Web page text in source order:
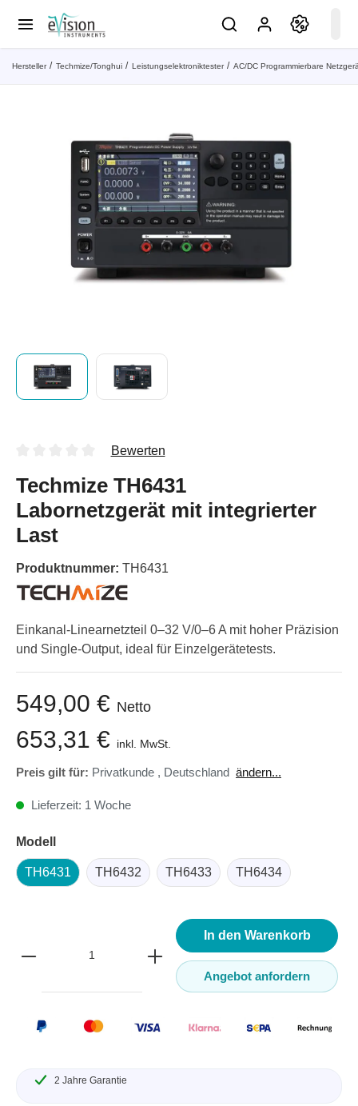
Hersteller Techmize/Tonghui Leistungselektroniktester AC/DC Programmierbare
Bewerten
Techmize TH6431
Labornetzgerät mit integrierter
Last
Produktnummer: TH6431
Einkanal-Linearnetzteil 0–32 V/0–6 A mit hoher Präzision
und Single-Output, ideal für Einzelgerätetests.
549,00 € Netto
653,31 € inkl. MwSt.
Preis gilt für: Privatkunde , Deutschland ändern...
Lieferzeit: 1 Woche
Modell
TH6431 TH6432 TH6433 TH6434
In den Warenkorb
Angebot anfordern
2 Jahre Garantie